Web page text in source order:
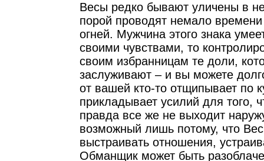
Весы редко бывают уличены в
порой проводят немало
огней. Мужчина этого знака
своими чувствами, то
своим избранницам те доли,
заслуживают – и вы можете
от вашей кто-то отщипывает по
прикладывает усилий для того,
правда все же не выходит
возможный лишь потому, что
выстраивать отношения,
Обманщик может быть